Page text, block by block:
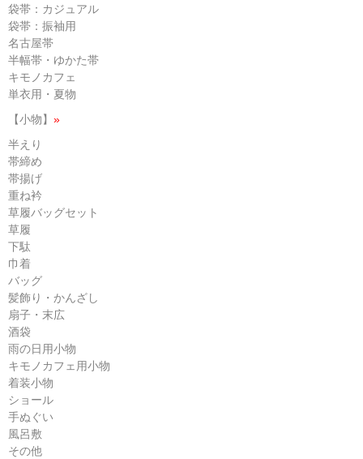
袋帯：カジュアル
袋帯：振袖用
名古屋帯
半幅帯・ゆかた帯
キモノカフェ
単衣用・夏物
【小物】 »
半えり
帯締め
帯揚げ
重ね衿
草履バッグセット
草履
下駄
巾着
バッグ
髪飾り・かんざし
扇子・末広
酒袋
雨の日用小物
キモノカフェ用小物
着装小物
ショール
手ぬぐい
風呂敷
その他